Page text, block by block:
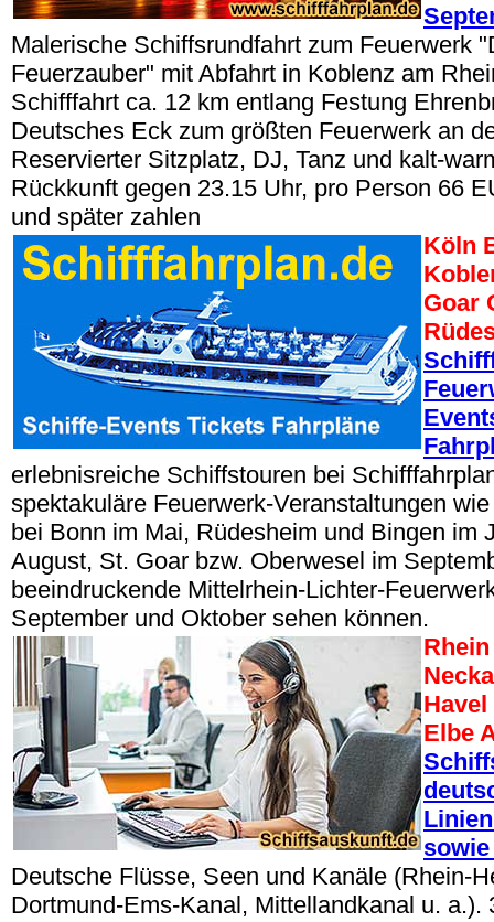
Malerische Schiffsrundfahrt zum Feuerwerk
Feuerzauber" mit Abfahrt in Koblenz am
Schifffahrt ca. 12 km entlang Festung
Deutsches Eck zum größten Feuerwerk an
Reservierter Sitzplatz, DJ, Tanz und kalt-
Rückkunft gegen 23.15 Uhr, pro Person 66
und später zahlen
Köln
Goar
erlebnisreiche Schiffstouren bei
spektakuläre Feuerwerk-Veranstaltungen
bei Bonn im Mai, Rüdesheim und Bingen im
August, St. Goar bzw. Oberwesel im
beeindruckende Mittelrhein-Lichter-
September und Oktober sehen können.
Elbe
Deutsche Flüsse, Seen und Kanäle (Rhein-
Dortmund-Ems-Kanal, Mittellandkanal u. a.).